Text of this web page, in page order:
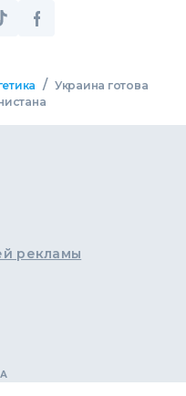
/ Украина готова
рекламы